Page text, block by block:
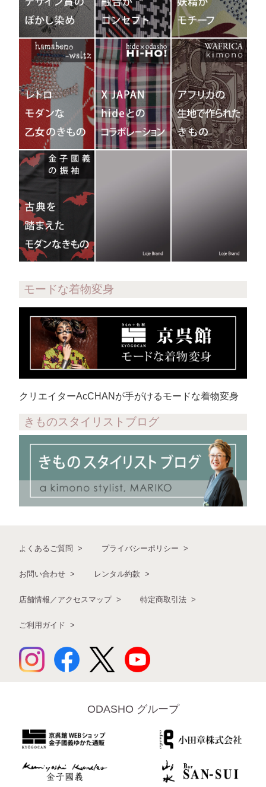
モードな着物変身
クリエイターAcCHANが手がけるモードな着物変身
きものスタイリストブログ
よくあるご質問 プライバシーポリシー
お問い合わせ レンタル約款
店舗情報／アクセスマップ 特定商取引法
ご利用ガイド
ODASHO グループ